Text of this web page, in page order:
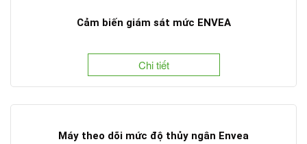
Cảm biến giám sát mức ENVEA
Chi tiết
Máy theo dõi mức độ thủy ngân Envea